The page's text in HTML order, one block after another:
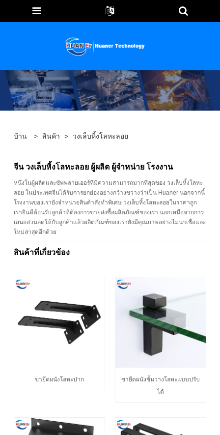
บ้าน > สินค้า > วงเล็บหิ้งโลหะลอย
จีน วงเล็บหิ้งโลหะลอย ผู้ผลิต ผู้จำหน่าย โรงงาน
หนึ่งในผู้ผลิตและซัพพลายเออร์ที่มีความสามารถมากที่สุดของ วงเล็บหิ้งโลหะ
ลอย ในประเทศจีนได้รับการยกย่องอย่างกว้างขวางว่าเป็น Huaner นอกจากนี้
โรงงานของเรายังจำหน่ายสินค้าสั่งทำพิเศษ วงเล็บหิ้งโลหะลอยในราคาถูก
เรายินดีต้อนรับลูกค้าที่ต้องการขายส่งซื้อผลิตภัณฑ์ของเรา นอกเหนือจากการ
เสนอส่วนลดให้กับลูกค้าแล้วผลิตภัณฑ์ของเรายังมีคุณภาพอย่างไม่น่าเชื่อและ
ใหม่ล่าสุดอีกด้วย
สินค้าที่เกี่ยวข้อง
ขายึดผนังโลหะปาก
ขายึดผนังชั้นวางโลหะแบบปรับ
ได้